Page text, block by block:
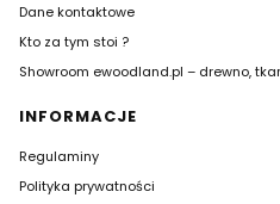
Dane kontaktowe
Kto za tym stoi ?
Showroom ewoodland.pl – drewno,
INFORMACJE
Regulaminy
Polityka prywatności